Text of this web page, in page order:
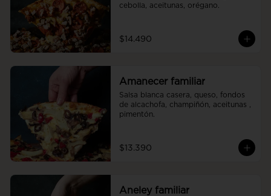
cebolla, aceitunas, orégano.
$14.490
Amanecer familiar
Salsa blanca casera, queso, fondos
de alcachofa, champiñón, aceitunas ,
pimentón.
$13.390
Aneley familiar